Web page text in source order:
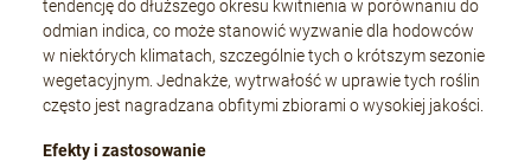
tendencję do dłuższego okresu kwitnienia w porównaniu do
odmian indica, co może stanowić wyzwanie dla hodowców
w niektórych klimatach, szczególnie tych o krótszym sezonie
wegetacyjnym. Jednakże, wytrwałość w uprawie tych roślin
często jest nagradzana obfitymi zbiorami o wysokiej jakości.
Efekty i zastosowanie